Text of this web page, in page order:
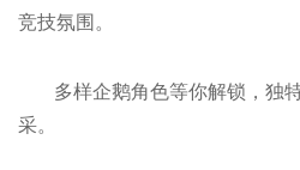
竞技氛围。
多样企鹅角色等你解锁，独
采。